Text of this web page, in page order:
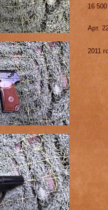
16
Арт.
2011